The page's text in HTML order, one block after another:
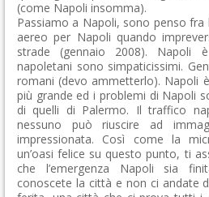
(come Napoli insomma).
Passiamo a Napoli, sono penso
aereo per Napoli quando
strade (gennaio 2008). Napoli
napoletani sono simpaticissimi.
romani (devo ammetterlo). Napoli
più grande ed i problemi di Napoli
di quelli di Palermo. Il traffico
nessuno può riuscire ad
impressionata. Così come la
un’oasi felice su questo punto, ti
che l’emergenza Napoli sia
conoscete la città e non ci andate